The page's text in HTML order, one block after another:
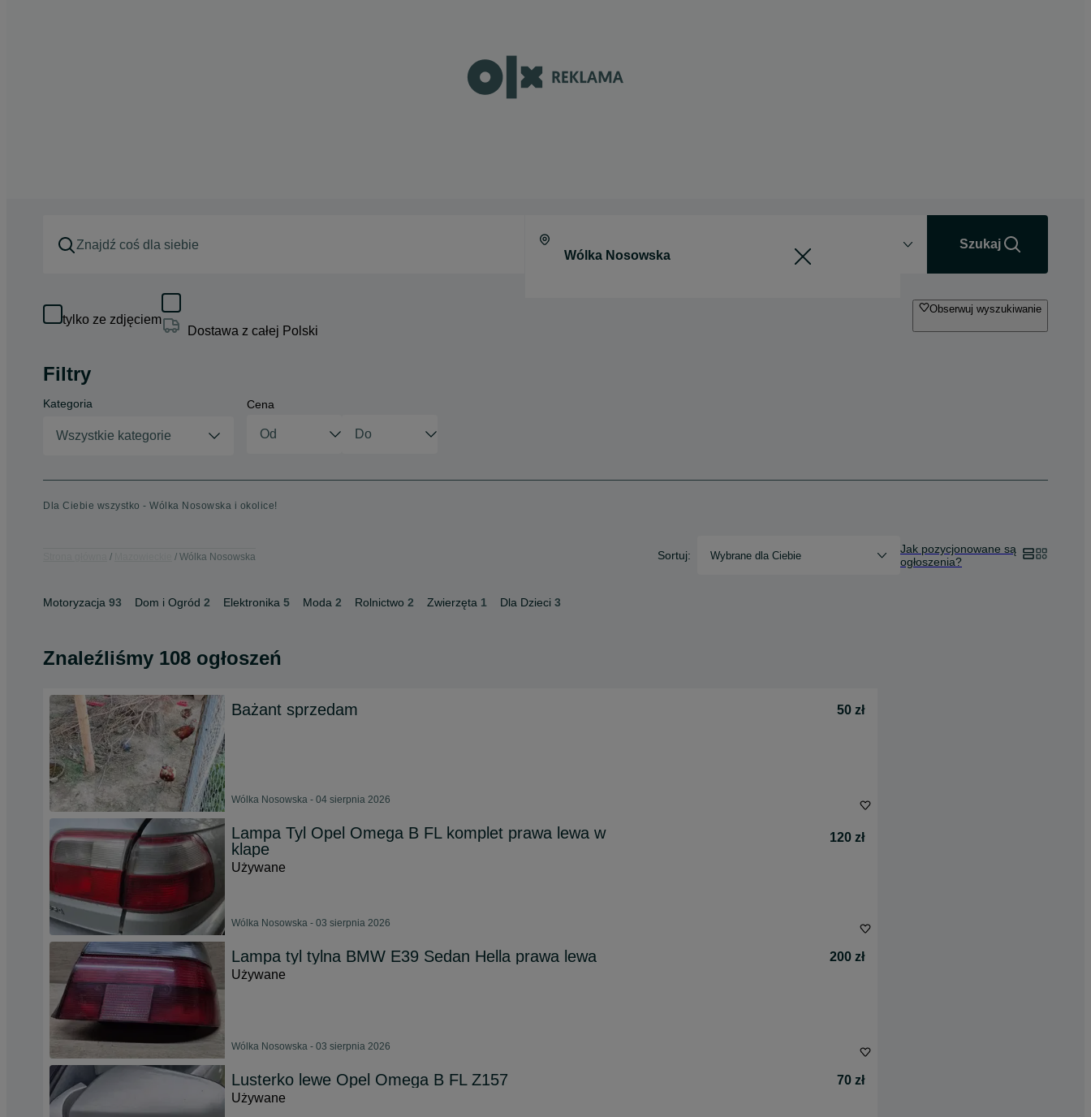
Szukaj
tylko ze zdjęciem
Dostawa z całej Polski
Obserwuj wyszukiwanie
Filtry
Kategoria
Wszystkie kategorie
Cena
Dla Ciebie wszystko - Wólka Nosowska i okolice!
Wólka Nosowska Sortuj: Wybrane dla Ciebie
Jak pozycjonowane są
ogłoszenia?
Motoryzacja 93 Dom i Ogród 2 Elektronika 5 Moda 2 Rolnictwo 2 Zwierzęta 1 Dla Dzieci 3
Znaleźliśmy 108 ogłoszeń
Bażant sprzedam 50 zł
Wólka Nosowska - 04 sierpnia 2026
Lampa Tyl Opel Omega B FL komplet prawa lewa w
klape
120 zł
Używane
Wólka Nosowska - 03 sierpnia 2026
Lampa tyl tylna BMW E39 Sedan Hella prawa lewa
200 zł
Używane
Wólka Nosowska - 03 sierpnia 2026
Lusterko lewe Opel Omega B FL Z157
70 zł
Używane